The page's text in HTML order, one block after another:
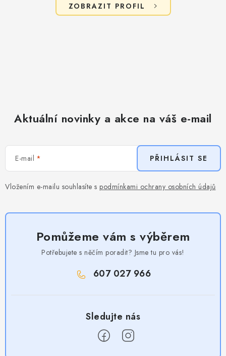
ZOBRAZIT PROFIL
Aktuální novinky a akce na váš e-mail
E-mail
Vložením e-mailu souhlasíte s podmínkami ochrany osobních údajů
PŘIHLÁSIT SE
Pomůžeme vám s výběrem
Potřebujete s něčím poradit? Jsme tu pro vás!
607 027 966